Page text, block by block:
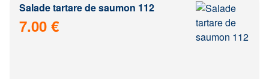
Salade tartare de saumon 112
7.00 €